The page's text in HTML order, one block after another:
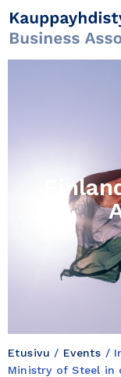
Etusivu / Events /
Ministry of Steel in